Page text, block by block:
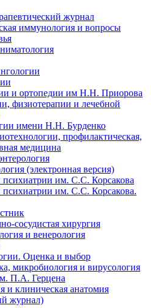
журнал
иммунология и вопросы
и ортопедии им Н.Н. Приорова
физиотерапии и лечебной
имени Н.Н. Бурденко
профилактическая,
медицина
(электронная версия)
им. С.С. Корсакова
им. С.С. Корсакова.
сосудистая хирургия
и венерология
Оценка и выбор
микробиология и вирусология
П.А. Герцена
и клиническая анатомия
журнал)